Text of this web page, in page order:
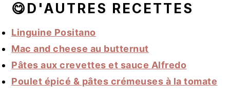
😋D'AUTRES RECETTES
Linguine Positano
Mac and cheese au butternut
Pâtes aux crevettes et sauce Alfredo
Poulet épicé & pâtes crémeuses à la tomate